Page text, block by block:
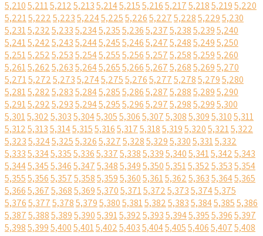
5,2105,2115,2125,2135,2145,2155,2165,2175,2185,2195,220
5,2215,2225,2235,2245,2255,2265,2275,2285,2295,230
5,2315,2325,2335,2345,2355,2365,2375,2385,2395,240
5,2415,2425,2435,2445,2455,2465,2475,2485,2495,250
5,2515,2525,2535,2545,2555,2565,2575,2585,2595,260
5,2615,2625,2635,2645,2655,2665,2675,2685,2695,270
5,2715,2725,2735,2745,2755,2765,2775,2785,2795,280
5,2815,2825,2835,2845,2855,2865,2875,2885,2895,290
5,2915,2925,2935,2945,2955,2965,2975,2985,2995,300
5,3015,3025,3035,3045,3055,3065,3075,3085,3095,3105,311
5,3125,3135,3145,3155,3165,3175,3185,3195,3205,3215,322
5,3235,3245,3255,3265,3275,3285,3295,3305,3315,332
5,3335,3345,3355,3365,3375,3385,3395,3405,3415,3425,343
5,3445,3455,3465,3475,3485,3495,3505,3515,3525,3535,354
5,3555,3565,3575,3585,3595,3605,3615,3625,3635,3645,365
5,3665,3675,3685,3695,3705,3715,3725,3735,3745,375
5,3765,3775,3785,3795,3805,3815,3825,3835,3845,3855,386
5,3875,3885,3895,3905,3915,3925,3935,3945,3955,3965,397
5,3985,3995,4005,4015,4025,4035,4045,4055,4065,4075,408